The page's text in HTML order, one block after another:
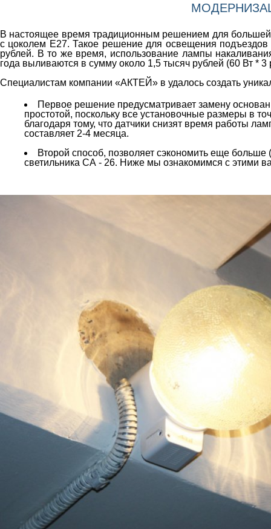
В настоящее время традиционным решением для большей
с цоколем Е27. Такое решение для освещения
рублей. В то же время, использование лампы
года выливаются в сумму около 1,5 тысяч рублей (60 Вт *
Специалистам компании «АКТЕЙ» в удалось создать
Первое решение предусматривает замену
простотой, поскольку все установочные размеры в
благодаря тому, что датчики снизят время работы
составляет 2-4 месяца.
Второй способ, позволяет сэкономить еще больше
светильника СА - 26. Ниже мы ознакомимся с этими